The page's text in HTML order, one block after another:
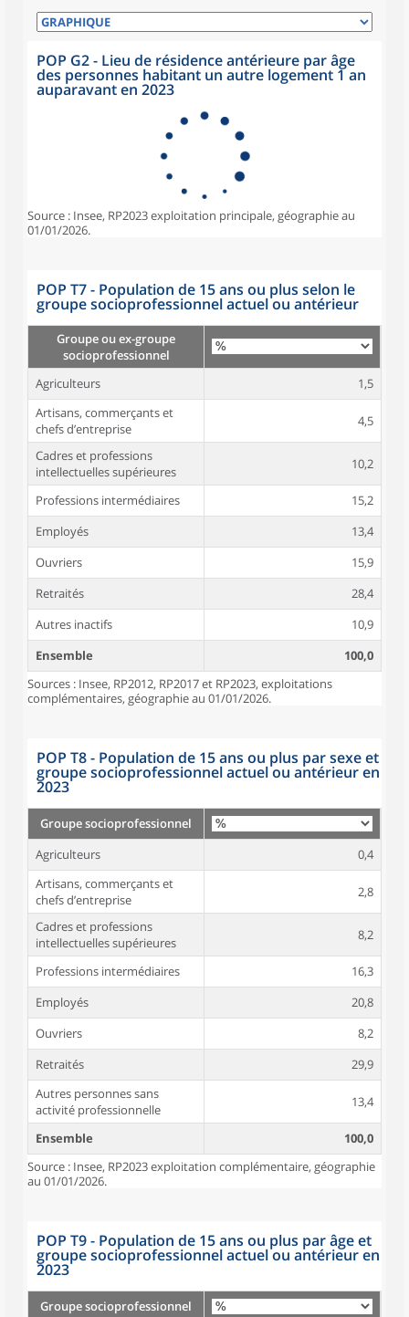
POP G2 - Lieu de résidence antérieure par âge
des personnes habitant un autre logement 1 an
auparavant en 2023
Source : Insee, RP2023 exploitation principale, géographie au
01/01/2026.
POP T7 - Population de 15 ans ou plus selon le
groupe socioprofessionnel actuel ou antérieur
Groupe ou ex-groupe
socioprofessionnel
Agriculteurs
1,5
Artisans, commerçants et
chefs d’entreprise
4,5
Cadres et professions
intellectuelles supérieures
10,2
Professions intermédiaires
15,2
Employés
13,4
Ouvriers
15,9
Retraités
28,4
Autres inactifs
10,9
Ensemble
100,0
Sources : Insee, RP2012, RP2017 et RP2023, exploitations
complémentaires, géographie au 01/01/2026.
POP T8 - Population de 15 ans ou plus par sexe et
groupe socioprofessionnel actuel ou antérieur en
2023
Groupe socioprofessionnel
Agriculteurs
0,4
Artisans, commerçants et
chefs d’entreprise
2,8
Cadres et professions
intellectuelles supérieures
8,2
Professions intermédiaires
16,3
Employés
20,8
Ouvriers
8,2
Retraités
29,9
Autres personnes sans
activité professionnelle
13,4
Ensemble
100,0
Source : Insee, RP2023 exploitation complémentaire, géographie
au 01/01/2026.
POP T9 - Population de 15 ans ou plus par âge et
groupe socioprofessionnel actuel ou antérieur en
2023
Groupe socioprofessionnel